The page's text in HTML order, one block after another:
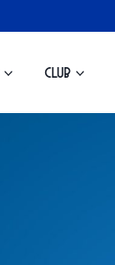
Club